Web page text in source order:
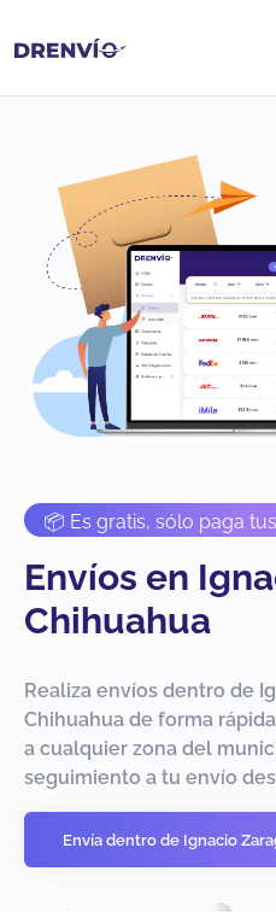
📦 Es gratis, sólo paga
Envíos en
Chihuahua
Realiza envíos dentro de
Chihuahua de forma
a cualquier zona del
seguimiento a tu envío
Envía dentro de Ignacio